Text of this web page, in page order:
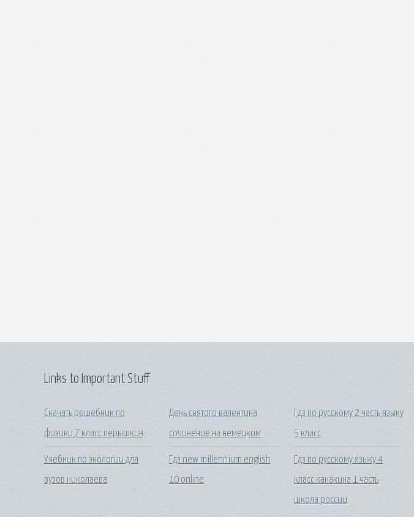
Links to Important Stuff
Скачать решебник по
физики 7 класс перышкин
Учебник по экологии для
вузов николаева
День святого валентина
сочинение на немецком
Гдз new millennium english
10 online
Гдз по русскому 2 часть языку
5 класс
Гдз по русскому языку 4
класс канакина 1 часть
школа россии